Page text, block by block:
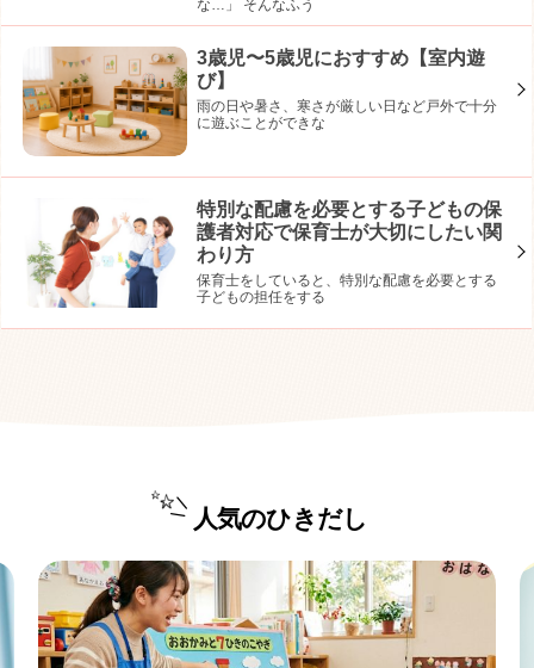
な…」 そんなふう
3歳児〜5歳児におすすめ【室内遊
び】
雨の日や暑さ、寒さが厳しい日など戸外で十分
に遊ぶことができな
特別な配慮を必要とする子どもの保
護者対応で保育士が大切にしたい関
わり方
保育士をしていると、特別な配慮を必要とする
子どもの担任をする
人気のひきだし